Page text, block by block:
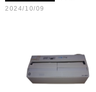
2024/10/09